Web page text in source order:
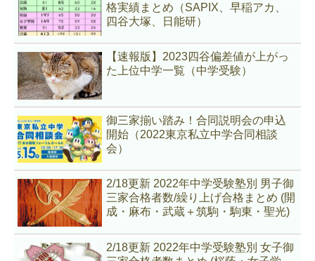
格実績まとめ（SAPIX、早稲アカ、
四谷大塚、日能研）
【速報版】2023四谷偏差値が上がっ
た上位中学一覧（中学受験）
御三家揃い踏み！合同説明会の申込
開始（2022東京私立中学合同相談
会）
2/18更新 2022年中学受験塾別 男子御
三家合格者数/繰り上げ合格まとめ (開
成・麻布・武蔵＋筑駒・駒東・聖光)
2/18更新 2022年中学受験塾別 女子御